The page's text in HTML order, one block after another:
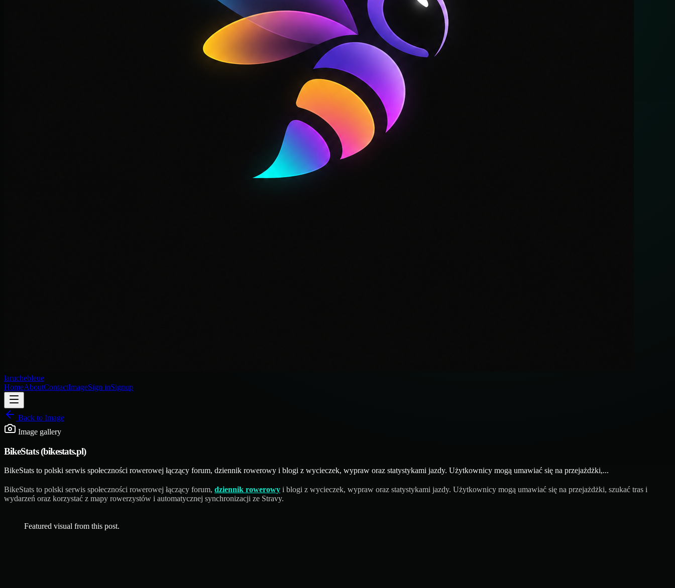
laruchebleue
HomeAboutContactImageSign inSignup
Back to Image
Image gallery
BikeStats (bikestats.pl)
BikeStats to polski serwis społeczności rowerowej łączący forum, dziennik rowerowy i blogi z wycieczek, wypraw oraz statystykami jazdy. Użytkownicy mogą umawiać się na przejażdżki,...
BikeStats to polski serwis społeczności rowerowej łączący forum, dziennik rowerowy i blogi z wycieczek, wypraw oraz statystykami jazdy. Użytkownicy mogą umawiać się na przejażdżki, szukać tras i
wydarzeń oraz korzystać z mapy rowerzystów i automatycznej synchronizacji ze Stravy.
Featured visual from this post.